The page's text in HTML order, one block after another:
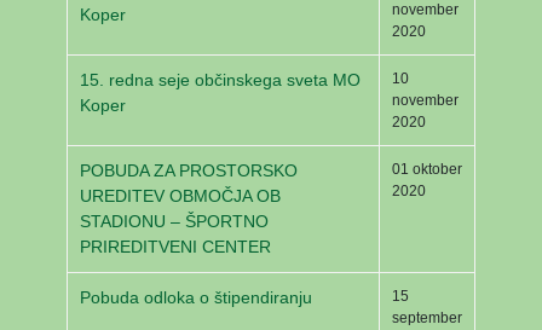
Koper
november
2020
15. redna seje občinskega sveta MO
Koper
10
november
2020
POBUDA ZA PROSTORSKO
UREDITEV OBMOČJA OB
STADIONU – ŠPORTNO
PRIREDITVENI CENTER
01 oktober
2020
Pobuda odloka o štipendiranju
15
september